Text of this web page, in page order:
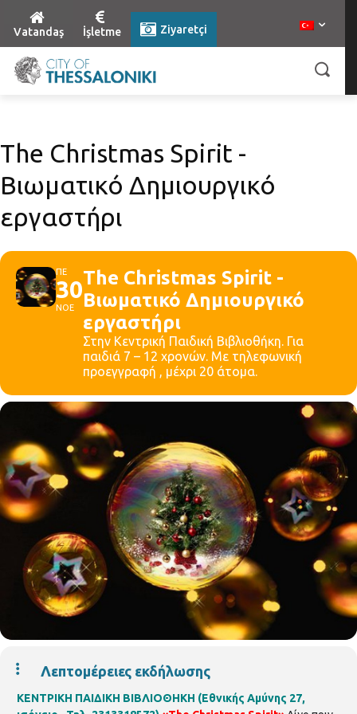
Vatandaş İşletme Ziyaretçi
The Christmas Spirit -
Βιωματικό Δημιουργικό
εργαστήρι
ΠΕ
30
ΝΟΕ
The Christmas Spirit -
Βιωματικό Δημιουργικό
εργαστήρι
Στην Κεντρική Παιδική Βιβλιοθήκη. Για
παιδιά 7 – 12 χρονών. Με τηλεφωνική
προεγγραφή , μέχρι 20 άτομα.
Λεπτομέρειες εκδήλωσης
ΚΕΝΤΡΙΚΗ ΠΑΙΔΙΚΗ ΒΙΒΛΙΟΘΗΚΗ (Εθνικής Αμύνης 27,